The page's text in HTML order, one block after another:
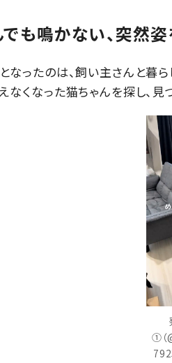
も鳴かない、突然
なったのは、飼い主さんと暮
なくなった猫ちゃんを探し、
①（